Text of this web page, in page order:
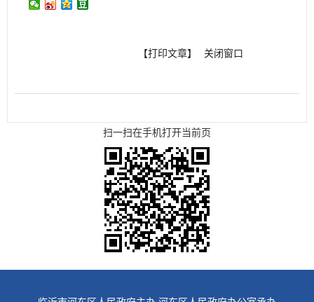
【打印文章】 关闭窗口
扫一扫在手机打开当前页